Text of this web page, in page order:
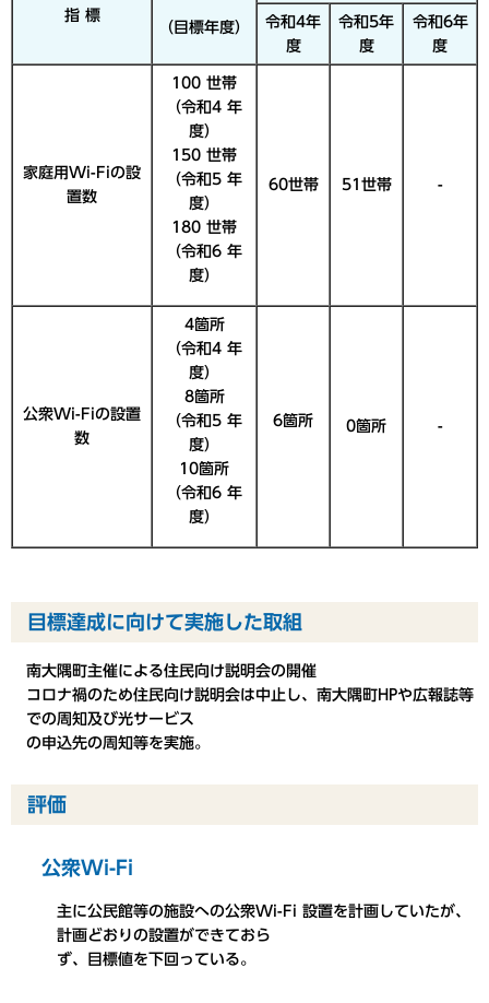
指 標
（目標年度）
令和4年
度
令和5年
度
令和6年
度
家庭用Wi-Fiの設
置数
100 世帯
（令和4 年
度）
150 世帯
（令和5 年
度）
180 世帯
（令和6 年
度）
60世帯 51世帯 -
公衆Wi-Fiの設置
数
4箇所
（令和4 年
度）
8箇所
（令和5 年
度）
10箇所
（令和6 年
度）
6箇所 0箇所 -
目標達成に向けて実施した取組
南大隅町主催による住民向け説明会の開催
コロナ禍のため住民向け説明会は中止し、南大隅町HPや広報誌等
での周知及び光サービス
の申込先の周知等を実施。
評価
公衆Wi-Fi
主に公民館等の施設への公衆Wi-Fi 設置を計画していたが、
計画どおりの設置ができておら
ず、目標値を下回っている。